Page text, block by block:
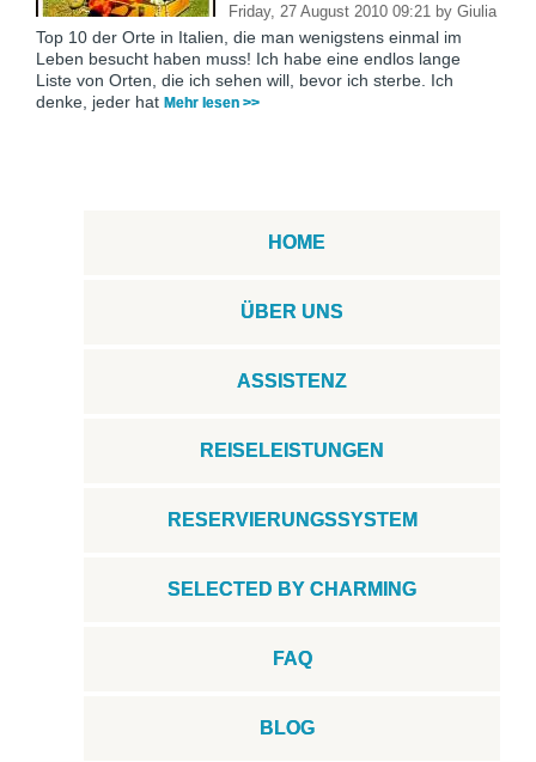
Friday, 27 August 2010 09:21 by Giulia
Top 10 der Orte in Italien, die man wenigstens einmal im
Leben besucht haben muss! Ich habe eine endlos lange
Liste von Orten, die ich sehen will, bevor ich sterbe. Ich
denke, jeder hat Mehr lesen >>
HOME
ÜBER UNS
ASSISTENZ
REISELEISTUNGEN
RESERVIERUNGSSYSTEM
SELECTED BY CHARMING
FAQ
BLOG